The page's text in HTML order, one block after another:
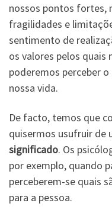
nossos pontos fortes,
fragilidades e
sentimento de
os valores pelos quais
poderemos perceber
nossa vida.
De facto, temos que
quisermos usufruir de
significado. Os
por exemplo, quando
perceberem-se quais
para a pessoa.